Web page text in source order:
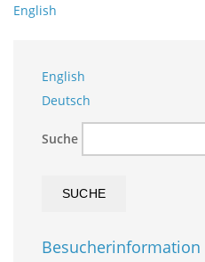
English
English
Deutsch
Suche
Besucherinformation